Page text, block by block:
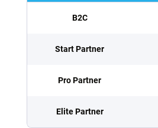
B2C
Start Partner
Pro Partner
Elite Partner